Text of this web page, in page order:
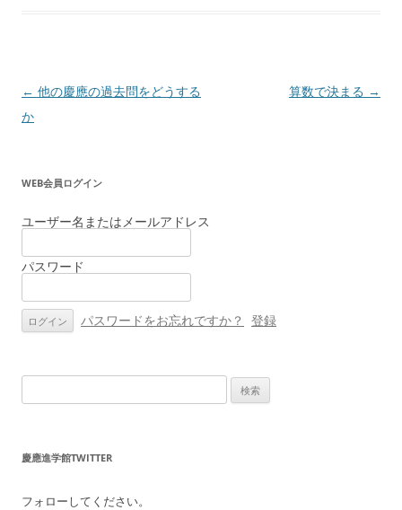
投
稿
ゲ
ー
ョ
← 他の慶應の過去問をどうする
か
算数で決まる →
WEB会員ログイン
ユーザー名またはメールアドレス
パスワード
パスワードをお忘れですか？ 登録
索:
慶應進学館TWITTER
フォローしてください。